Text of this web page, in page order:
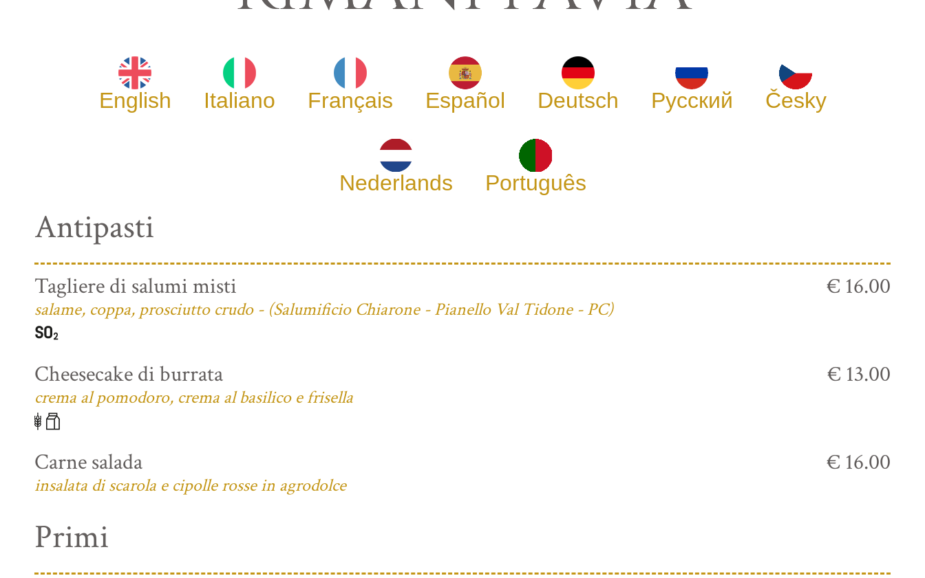
English Italiano Français Español Deutsch Русский Česky
Nederlands Português
Antipasti
Tagliere di salumi misti
salame, coppa, prosciutto crudo - (Salumificio Chiarone - Pianello Val Tidone - PC)
€ 16.00
Cheesecake di burrata
crema al pomodoro, crema al basilico e frisella
€ 13.00
Carne salada
insalata di scarola e cipolle rosse in agrodolce
€ 16.00
Primi